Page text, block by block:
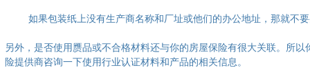
如果包装纸上没有生产商名称和厂址或他们的办公地址，那就不
另外，是否使用赝品或不合格材料还与你的房屋保险有很大关联。所以
险提供商咨询一下使用行业认证材料和产品的相关信息。